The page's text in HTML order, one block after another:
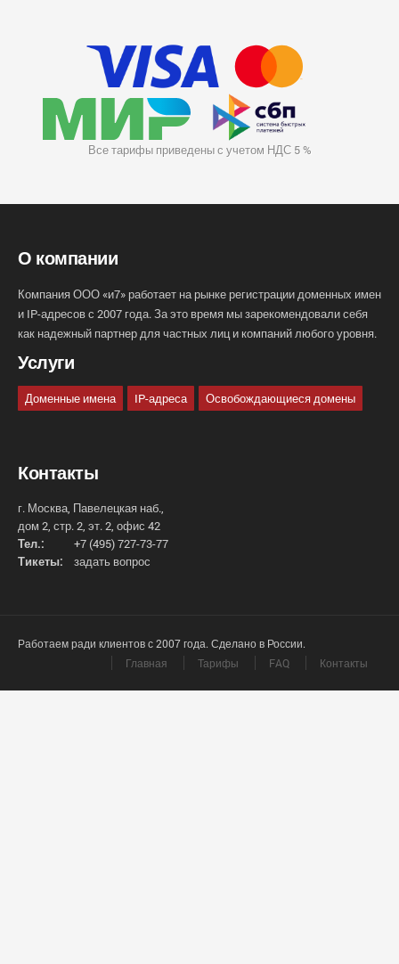
Все тарифы приведены с учетом НДС 5 %
О компании
Компания ООО «и7» работает на рынке регистрации доменных имен
и IP-адресов с 2007 года. За это время мы зарекомендовали себя
как надежный партнер для частных лиц и компаний любого уровня.
Услуги
Доменные имена IP-адреса Освобождающиеся домены
Контакты
г. Москва, Павелецкая наб.,
дом 2, стр. 2, эт. 2, офис 42
Тел.:
+7 (495) 727-73-77
Тикеты:
задать вопрос
Работаем ради клиентов с 2007 года. Сделано в России.
Главная
Тарифы FAQ Контакты